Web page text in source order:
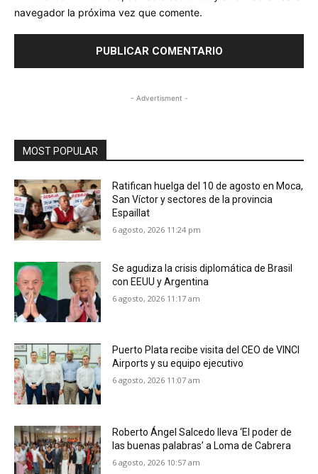
navegador la próxima vez que comente.
- Advertisment -
MOST POPULAR
Ratifican huelga del 10 de agosto en Moca,
San Víctor y sectores de la provincia
Espaillat
6 agosto, 2026 11:24 pm
Se agudiza la crisis diplomática de Brasil
con EEUU y Argentina
6 agosto, 2026 11:17 am
Puerto Plata recibe visita del CEO de VINCI
Airports y su equipo ejecutivo
6 agosto, 2026 11:07 am
Roberto Ángel Salcedo lleva ‘El poder de
las buenas palabras’ a Loma de Cabrera
6 agosto, 2026 10:57 am